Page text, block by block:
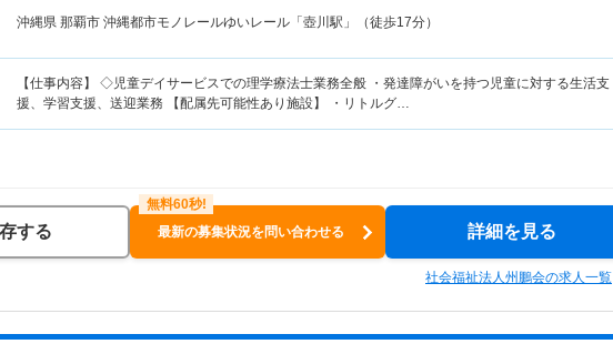
沖縄県 那覇市 沖縄都市モノレールゆいレール「壺川駅」（徒歩17分）
【仕事内容】 ◇児童デイサービスでの理学療法士業務全般 ・発達障がいを持つ児童に対する生活支
援、学習支援、送迎業務 【配属先可能性あり施設】 ・リトルグ…
する 最新の募集状況を問い合わせる 詳細を見る
社会福祉法人州鵬会の求人一覧